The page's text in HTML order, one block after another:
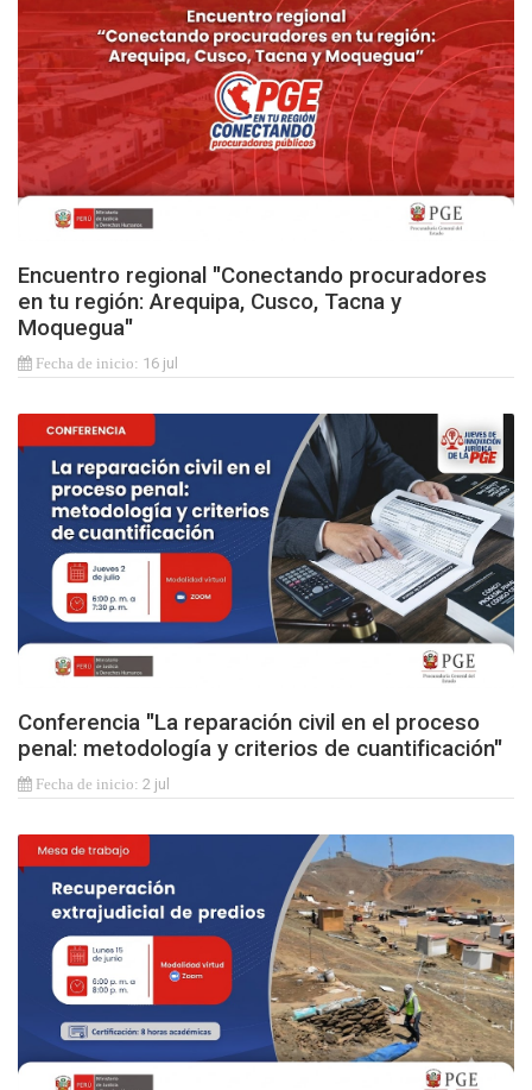
Encuentro regional "Conectando procuradores
en tu región: Arequipa, Cusco, Tacna y
Moquegua"
16 jul
Conferencia "La reparación civil en el proceso
penal: metodología y criterios de cuantificación"
2 jul